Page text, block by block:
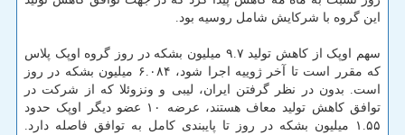
این گروه با شرکایش شامل روسیه بود.
سهم اوپک از کاهش تولید ۹.۷ میلیون بشکه در روز گروه اوپک پلاس
که مقرر است تا آخر ژوییه اجرا شود، ۶.۰۸۴ میلیون بشکه در روز
است. بدون در نظر گرفتن ایران، لیبی و ونزوئلا که از شرکت در
توافق کاهش تولید معاف هستند، عرضه ۱۰ عضو دیگر اوپک حدود
۱.۵۵ میلیون بشکه در روز تا پایبندی کامل به توافق فاصله دارد.